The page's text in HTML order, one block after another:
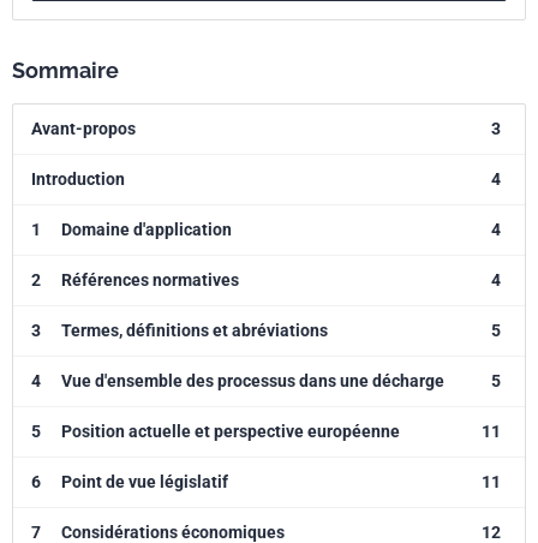
Sommaire
Avant-propos 3
Introduction 4
1 Domaine d'application 4
2 Références normatives 4
3 Termes, définitions et abréviations 5
4 Vue d'ensemble des processus dans une décharge 5
5 Position actuelle et perspective européenne 11
6 Point de vue législatif 11
7 Considérations économiques 12